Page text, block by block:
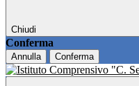
Chiudi
Conferma
Annulla Conferma